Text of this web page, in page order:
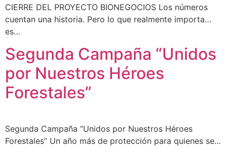
CIERRE DEL PROYECTO BIONEGOCIOS Los números
cuentan una historia. Pero lo que realmente importa…
es…
Segunda Campaña “Unidos
por Nuestros Héroes
Forestales”
Segunda Campaña “Unidos por Nuestros Héroes
Forestales” Un año más de protección para quienes se…